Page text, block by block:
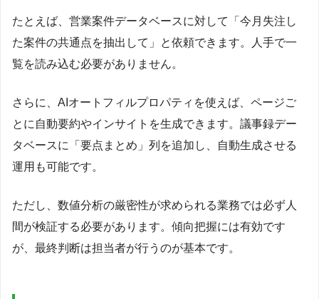
たとえば、営業案件データベースに対して「今月失注し
た案件の共通点を抽出して」と依頼できます。人手で一
覧を読み込む必要がありません。
さらに、AIオートフィルプロパティを使えば、ページご
とに自動要約やインサイトを生成できます。議事録デー
タベースに「要点まとめ」列を追加し、自動生成させる
運用も可能です。
ただし、数値分析の厳密性が求められる業務では必ず人
間が検証する必要があります。傾向把握には有効です
が、最終判断は担当者が行うのが基本です。